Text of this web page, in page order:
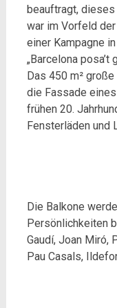
beauftragt,
war im Vorfeld
einer Kampagne
„Barcelona posa’t
Das 450 m²
die Fassade
frühen 20.
Fensterläden und
Die Balkone
Persönlichkeiten
Gaudí, Joan Miró,
Pau Casals,